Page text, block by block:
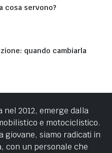
cosa servono?
quando cambiarla
2012, emerge dalla
e motociclistico.
giovane, siamo radicati in
con un personale che